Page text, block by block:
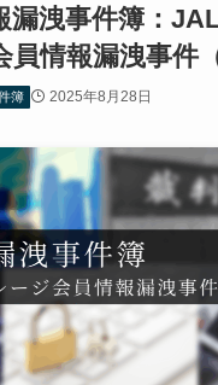
漏洩事件簿：
員情報漏洩事件
簿 2025年8月28日